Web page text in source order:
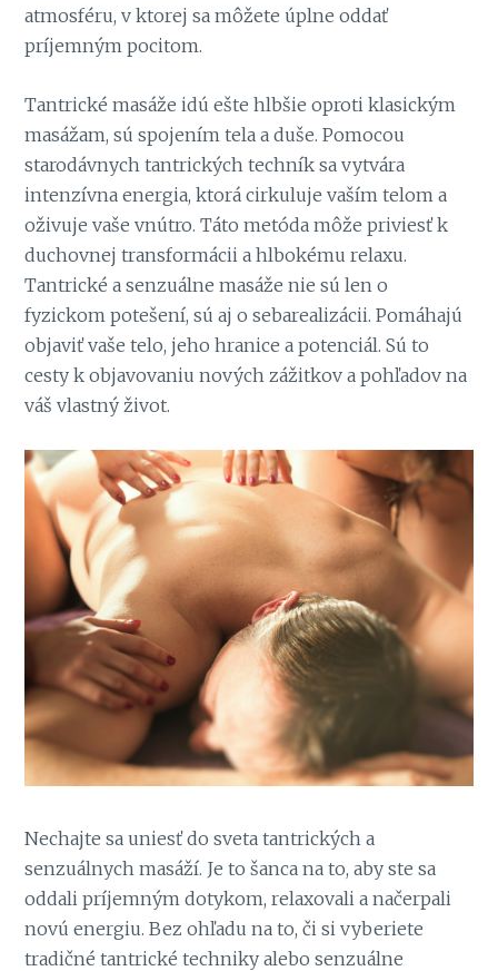
atmosféru, v ktorej sa môžete úplne oddať
príjemným pocitom.
Tantrické masáže idú ešte hlbšie oproti klasickým
masážam, sú spojením tela a duše. Pomocou
starodávnych tantrických techník sa vytvára
intenzívna energia, ktorá cirkuluje vaším telom a
oživuje vaše vnútro. Táto metóda môže priviesť k
duchovnej transformácii a hlbokému relaxu.
Tantrické a senzuálne masáže nie sú len o
fyzickom potešení, sú aj o sebarealizácii. Pomáhajú
objaviť vaše telo, jeho hranice a potenciál. Sú to
cesty k objavovaniu nových zážitkov a pohľadov na
váš vlastný život.
Nechajte sa uniesť do sveta tantrických a
senzuálnych masáží. Je to šanca na to, aby ste sa
oddali príjemným dotykom, relaxovali a načerpali
novú energiu. Bez ohľadu na to, či si vyberiete
tradičné tantrické techniky alebo senzuálne